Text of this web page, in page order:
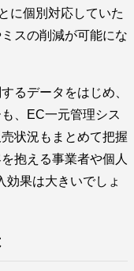
に個別対応していた
スの削減が可能にな
るデータをはじめ、
、EC一元管理シス
状況もまとめて把握
抱える事業者や個人
効果は大きいでしょ